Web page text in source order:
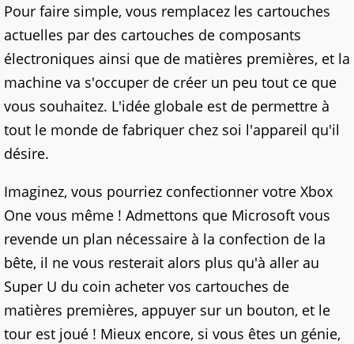
Pour faire simple, vous remplacez les cartouches
actuelles par des cartouches de composants
électroniques ainsi que de matières premières, et la
machine va s'occuper de créer un peu tout ce que
vous souhaitez. L'idée globale est de permettre à
tout le monde de fabriquer chez soi l'appareil qu'il
désire.
Imaginez, vous pourriez confectionner votre Xbox
One vous même ! Admettons que Microsoft vous
revende un plan nécessaire à la confection de la
bête, il ne vous resterait alors plus qu'à aller au
Super U du coin acheter vos cartouches de
matières premières, appuyer sur un bouton, et le
tour est joué ! Mieux encore, si vous êtes un génie,